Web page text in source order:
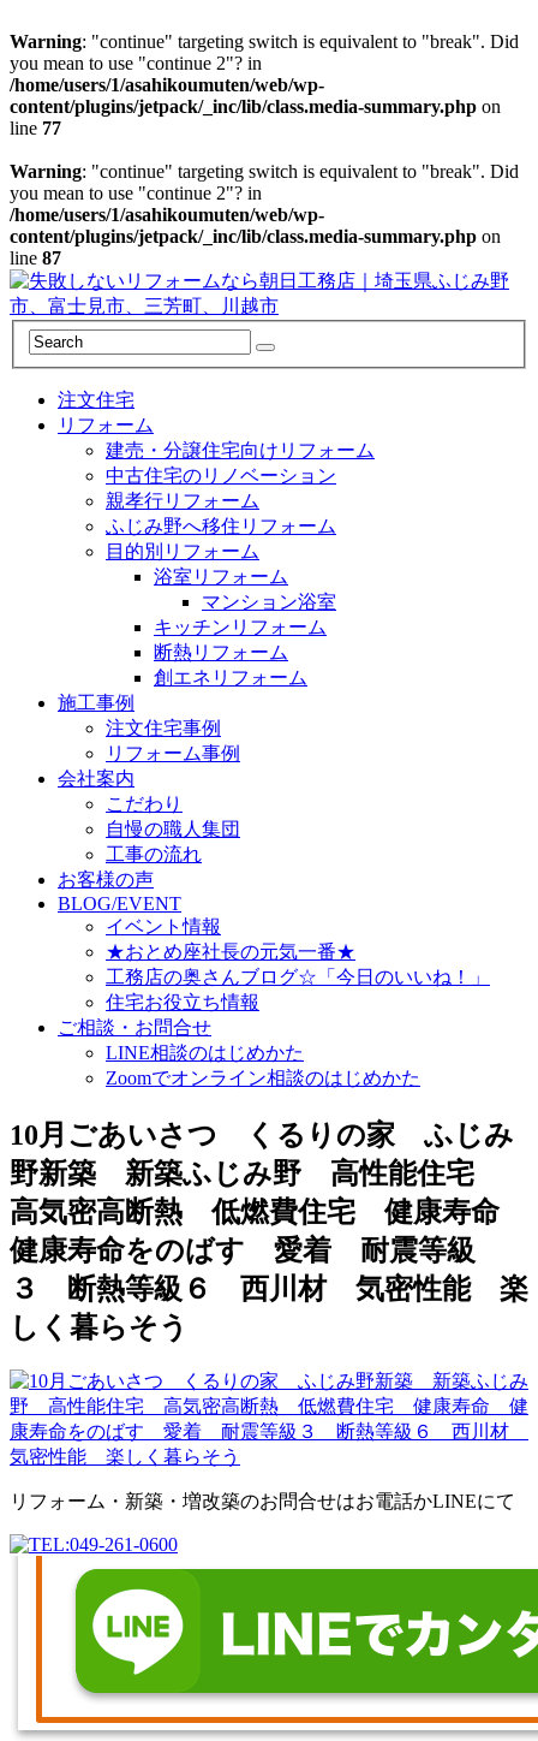
Warning: "continue" targeting switch is equivalent to "break". Did
you mean to use "continue 2"? in
/home/users/1/asahikoumuten/web/wp-
content/plugins/jetpack/_inc/lib/class.media-summary.php on
line 77
Warning: "continue" targeting switch is equivalent to "break". Did
you mean to use "continue 2"? in
/home/users/1/asahikoumuten/web/wp-
content/plugins/jetpack/_inc/lib/class.media-summary.php on
line 87
注文住宅
リフォーム
建売・分譲住宅向けリフォーム
中古住宅のリノベーション
親孝行リフォーム
ふじみ野へ移住リフォーム
目的別リフォーム
浴室リフォーム
マンション浴室
キッチンリフォーム
断熱リフォーム
創エネリフォーム
施工事例
注文住宅事例
リフォーム事例
会社案内
こだわり
自慢の職人集団
工事の流れ
お客様の声
BLOG/EVENT
イベント情報
★おとめ座社長の元気一番★
工務店の奥さんブログ☆「今日のいいね！」
住宅お役立ち情報
ご相談・お問合せ
LINE相談のはじめかた
Zoomでオンライン相談のはじめかた
10月ごあいさつ くるりの家 ふじみ
野新築 新築ふじみ野 高性能住宅
高気密高断熱 低燃費住宅 健康寿命
健康寿命をのばす 愛着 耐震等級
３ 断熱等級６ 西川材 気密性能 楽
しく暮らそう
リフォーム・新築・増改築のお問合せはお電話かLINEにて